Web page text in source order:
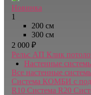
Новинка
1
200 см
300 см
2 000 ₽
Рельс АП Клик
Настенные
Все настенные
Система КОМБИ с
R10 Система R20